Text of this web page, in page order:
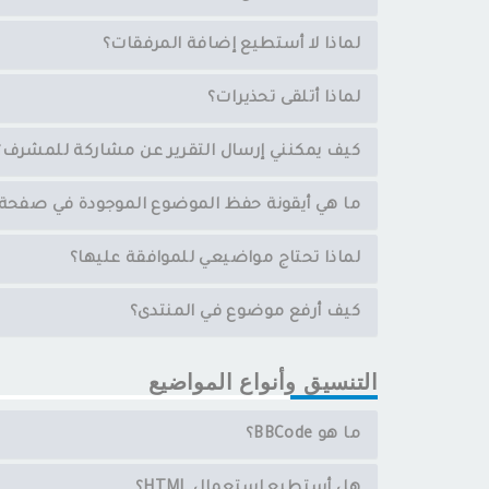
لماذا لا أستطيع إضافة المرفقات؟
لماذا أتلقى تحذيرات؟
كيف يمكنني إرسال التقرير عن مشاركة
ما هي أيقونة حفظ الموضوع الموجودة في صفحة
لماذا تحتاج مواضيعي للموافقة عليها؟
كيف أرفع موضوع في المنتدى؟
التنسيق وأنواع المواضيع
ما هو BBCode؟